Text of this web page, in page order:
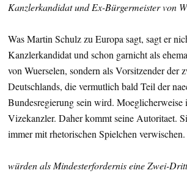
Kanzlerkandidat und Ex-Bürgermeister von
Was Martin Schulz zu Europa sagt, sagt er
Kanzlerkandidat und schon garnicht als
von Wuerselen, sondern als Vorsitzender der
Deutschlands, die vermutlich bald Teil der
Bundesregierung sein wird. Moeglicherweise
Vizekanzler. Daher kommt seine Autoritaet.
immer mit rhetorischen Spielchen verwischen.
würden als Mindesterfordernis eine Zwei-